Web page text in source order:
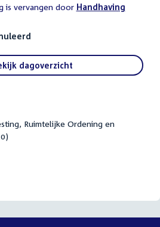
is vervangen door Handhaving
dagoverzicht
Ruimtelijke Ordening en